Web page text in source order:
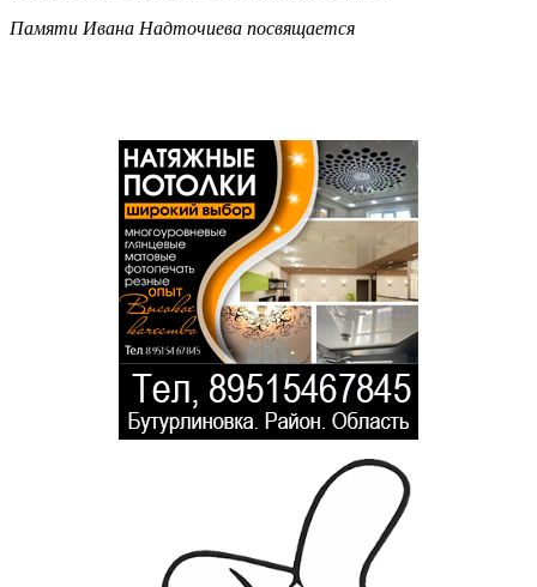
Памяти Ивана Надточиева посвящается